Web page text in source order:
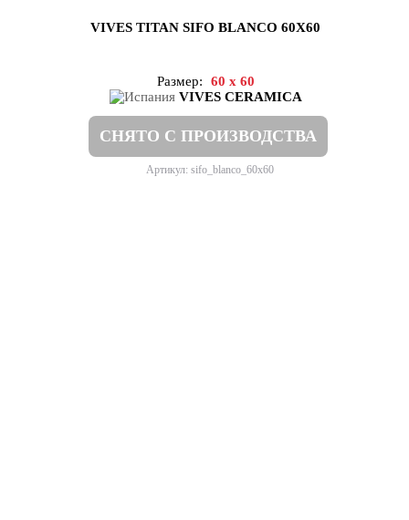
VIVES TITAN SIFO BLANCO 60X60
Размер:
60 x 60
VIVES CERAMICA
СНЯТО С ПРОИЗВОДСТВА
Артикул: sifo_blanco_60x60